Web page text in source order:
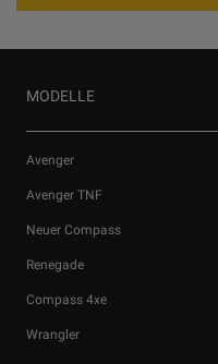
MODELLE
Avenger
Avenger TNF
Neuer Compass
Renegade
Compass 4xe
Wrangler